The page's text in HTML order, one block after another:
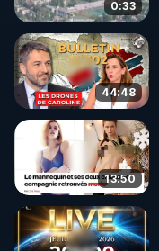
0:33
44:48
13:50